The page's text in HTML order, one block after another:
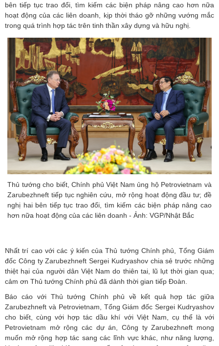
bên tiếp tục trao đổi, tìm kiếm các biện pháp nâng cao hơn nữa
hoạt động của các liên doanh, kịp thời tháo gỡ những vướng mắc
trong quá trình hợp tác trên tinh thần xây dựng và hữu nghị.
Thủ tướng cho biết, Chính phủ Việt Nam ủng hộ Petrovietnam và
Zarubezhneft tiếp tục nghiên cứu, mở rộng hoạt động đầu tư; đề
nghị hai bên tiếp tục trao đổi, tìm kiếm các biện pháp nâng cao
hơn nữa hoạt động của các liên doanh - Ảnh: VGP/Nhật Bắc
Nhất trí cao với các ý kiến của Thủ tướng Chính phủ, Tổng Giám
đốc Công ty Zarubezhneft Sergei Kudryashov chia sẻ trước những
thiệt hại của người dân Việt Nam do thiên tai, lũ lụt thời gian qua;
cảm ơn Thủ tướng Chính phủ đã dành thời gian tiếp Đoàn.
Báo cáo với Thủ tướng Chính phủ về kết quả hợp tác giữa
Zarubezhneft và Petrovietnam, Tổng Giám đốc Sergei Kudryashov
cho biết, cùng với hợp tác dầu khí với Việt Nam, cụ thể là với
Petrovietnam mở rộng các dự án, Công ty Zarubezhneft mong
muốn mở rộng hợp tác sang các lĩnh vực khác, như năng lượng,